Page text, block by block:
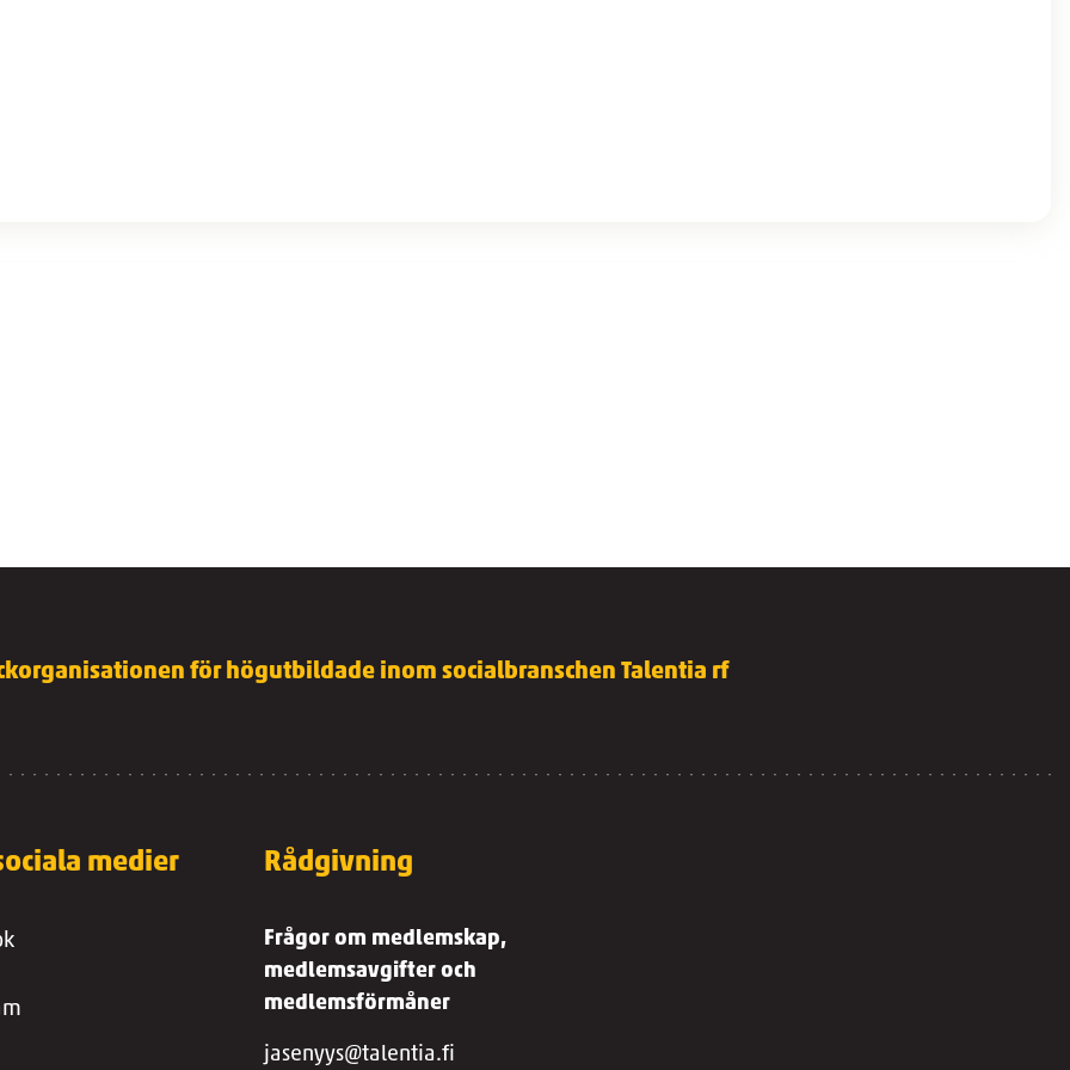
för högutbildade inom socialbranschen Talentia rf
medier Rådgivning
Frågor om medlemskap,
medlemsavgifter och
medlemsförmåner
jasenyys@talentia.fi